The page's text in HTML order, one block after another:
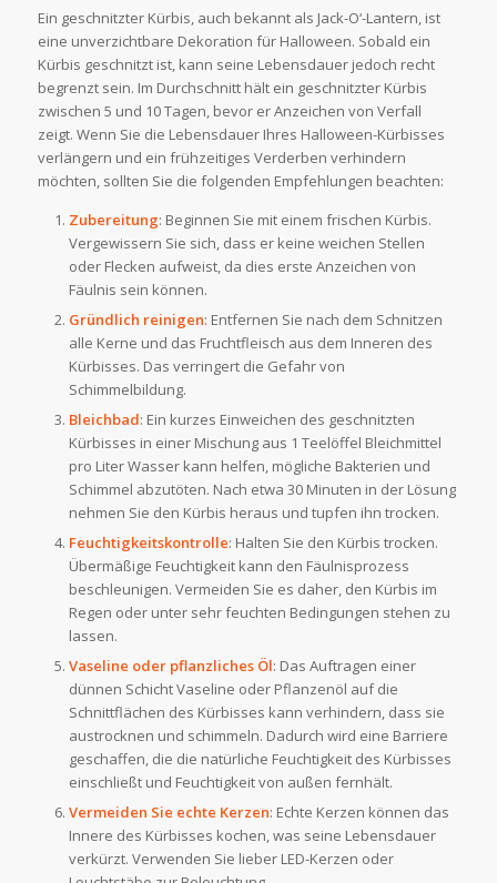
Ein geschnitzter Kürbis, auch bekannt als Jack-O‘-Lantern, ist
eine unverzichtbare Dekoration für Halloween. Sobald ein
Kürbis geschnitzt ist, kann seine Lebensdauer jedoch recht
begrenzt sein. Im Durchschnitt hält ein geschnitzter Kürbis
zwischen 5 und 10 Tagen, bevor er Anzeichen von Verfall
zeigt. Wenn Sie die Lebensdauer Ihres Halloween-Kürbisses
verlängern und ein frühzeitiges Verderben verhindern
möchten, sollten Sie die folgenden Empfehlungen beachten:
Zubereitung: Beginnen Sie mit einem frischen Kürbis.
Vergewissern Sie sich, dass er keine weichen Stellen
oder Flecken aufweist, da dies erste Anzeichen von
Fäulnis sein können.
Gründlich reinigen: Entfernen Sie nach dem Schnitzen
alle Kerne und das Fruchtfleisch aus dem Inneren des
Kürbisses. Das verringert die Gefahr von
Schimmelbildung.
Bleichbad: Ein kurzes Einweichen des geschnitzten
Kürbisses in einer Mischung aus 1 Teelöffel Bleichmittel
pro Liter Wasser kann helfen, mögliche Bakterien und
Schimmel abzutöten. Nach etwa 30 Minuten in der Lösung
nehmen Sie den Kürbis heraus und tupfen ihn trocken.
Feuchtigkeitskontrolle: Halten Sie den Kürbis trocken.
Übermäßige Feuchtigkeit kann den Fäulnisprozess
beschleunigen. Vermeiden Sie es daher, den Kürbis im
Regen oder unter sehr feuchten Bedingungen stehen zu
lassen.
Vaseline oder pflanzliches Öl: Das Auftragen einer
dünnen Schicht Vaseline oder Pflanzenöl auf die
Schnittflächen des Kürbisses kann verhindern, dass sie
austrocknen und schimmeln. Dadurch wird eine Barriere
geschaffen, die die natürliche Feuchtigkeit des Kürbisses
einschließt und Feuchtigkeit von außen fernhält.
Vermeiden Sie echte Kerzen: Echte Kerzen können das
Innere des Kürbisses kochen, was seine Lebensdauer
verkürzt. Verwenden Sie lieber LED-Kerzen oder